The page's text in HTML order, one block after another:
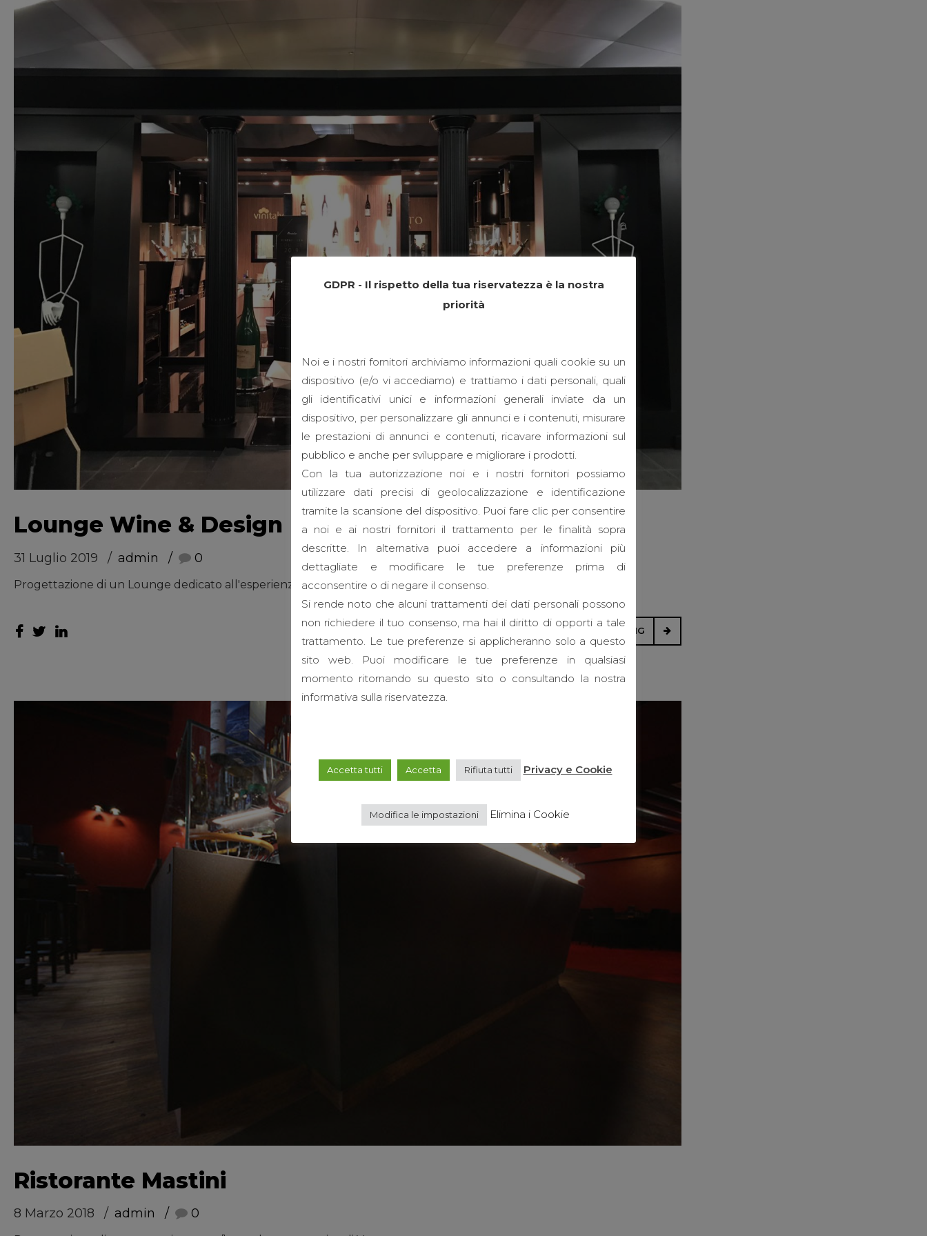
Lounge Wine & Design
31 Luglio 2019 admin 0
Progettazione di un Lounge dedicato all'esperienza sul vino realizzato dalla ditta Tosato - Casa d'Arredo.
CONTINUE READING
Ristorante Mastini
8 Marzo 2018 admin 0
GDPR - Il rispetto della tua riservatezza è la nostra
priorità
Noi e i nostri fornitori archiviamo informazioni quali cookie su un
dispositivo (e/o vi accediamo) e trattiamo i dati personali, quali
gli identificativi unici e informazioni generali inviate da un
dispositivo, per personalizzare gli annunci e i contenuti, misurare
le prestazioni di annunci e contenuti, ricavare informazioni sul
pubblico e anche per sviluppare e migliorare i prodotti.
Con la tua autorizzazione noi e i nostri fornitori possiamo
utilizzare dati precisi di geolocalizzazione e identificazione
tramite la scansione del dispositivo. Puoi fare clic per consentire
a noi e ai nostri fornitori il trattamento per le finalità sopra
descritte. In alternativa puoi accedere a informazioni più
dettagliate e modificare le tue preferenze prima di
acconsentire o di negare il consenso.
Si rende noto che alcuni trattamenti dei dati personali possono
non richiedere il tuo consenso, ma hai il diritto di opporti a tale
trattamento. Le tue preferenze si applicheranno solo a questo
sito web. Puoi modificare le tue preferenze in qualsiasi
momento ritornando su questo sito o consultando la nostra
informativa sulla riservatezza.
Accetta tutti Accetta Rifiuta tutti Privacy e Cookie
Modifica le impostazioni Elimina i Cookie